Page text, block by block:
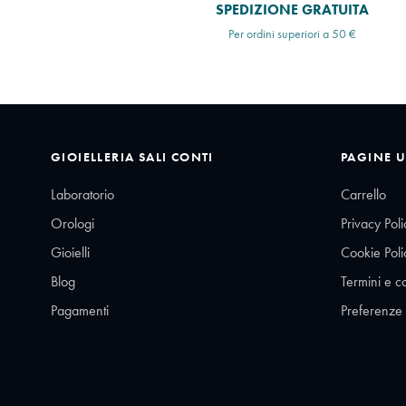
SPEDIZIONE GRATUITA
Per ordini superiori a 50 €
GIOIELLERIA SALI CONTI
Laboratorio
Orologi
Gioielli
Blog
Pagamenti
PAGINE
Carrello
Privacy
Cookie
Termini e